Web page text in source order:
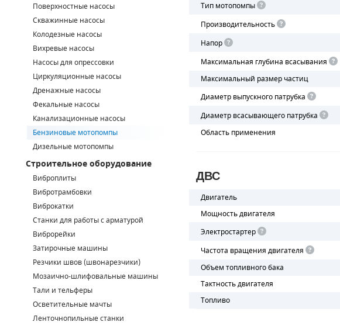
Поверхностные насосы
Скважинные насосы
Колодезные насосы
Вихревые насосы
Насосы для опрессовки
Циркуляционные насосы
Дренажные насосы
Фекальные насосы
Канализационные насосы
Бензиновые мотопомпы
Дизельные мотопомпы
Строительное оборудование
Виброплиты
Вибротрамбовки
Виброкатки
Станки для работы с арматурой
Виброрейки
Затирочные машины
Резчики швов (швонарезчики)
Мозаично-шлифовальные машины
Тали и тельферы
Осветительные мачты
Ленточнопильные станки
Тип мотопомпы
Производительность
Напор
Максимальная глубина всасывания
Максимальный размер частиц
Диаметр выпускного патрубка
Диаметр всасывающего патрубка
Область применения
ДВС
Двигатель
Мощность двигателя
Электростартер
Частота вращения двигателя
Объем топливного бака
Тактность двигателя
Топливо
СМЕННЫЕ ЭЛЕМЕНТЫ МАГИСТРАЛЬНЫХ ФИЛЬТРОВ
ДЛЯ АДСОРБЦИОННЫХ ОСУШИТЕЛЕЙ
ЭЛЕКТРОДВИГАТЕЛИ
БЕНЗИНОВЫЕ ДВИГАТЕЛИ
ДИЗЕЛЬНЫЕ ДВИГАТЕЛИ
ФИЛЬТРЫ ТОПЛИВНЫЕ
МОТОРНОЕ МАСЛО
РАДИАТОРЫ
ПОДШИПНИКИ
ПОРШНЕВЫЕ БЛОКИ
ДЕТАЛИ ПОРШНЕВЫХ КОМПРЕССОРОВ
ДЕТАЛИ СПИРАЛЬНЫХ КОМПРЕССОРОВ